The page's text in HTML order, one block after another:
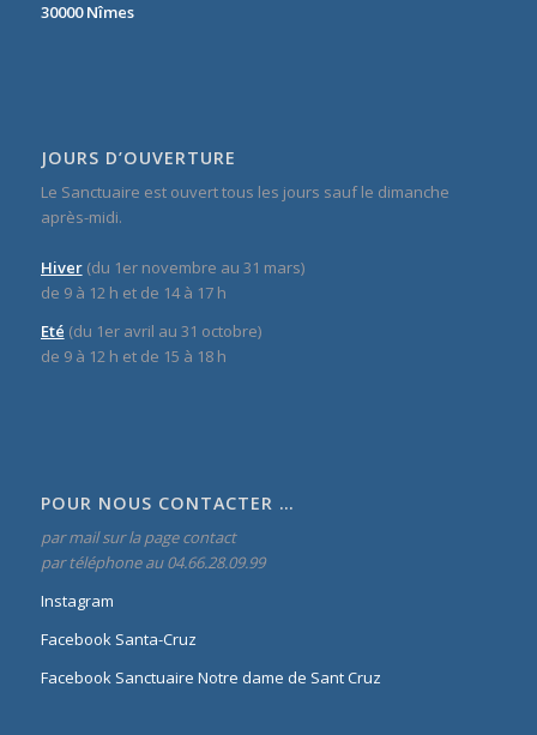
30000 Nîmes
JOURS D’OUVERTURE
Le Sanctuaire est ouvert tous les jours sauf le dimanche
après-midi.
Hiver(du 1er novembre au 31 mars)
de 9 à 12 h et de 14 à 17 h
Eté (du 1er avril au 31 octobre)
de 9 à 12 h et de 15 à 18 h
POUR NOUS CONTACTER …
par mail sur la page contact
par téléphone au 04.66.28.09.99
Instagram
Facebook Santa-Cruz
Facebook Sanctuaire Notre dame de Sant Cruz